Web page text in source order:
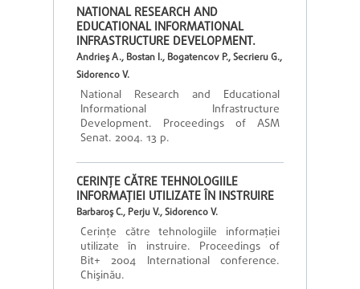
NATIONAL RESEARCH AND
EDUCATIONAL INFORMATIONAL
INFRASTRUCTURE DEVELOPMENT.
Andrieş A., Bostan I., Bogatencov P., Secrieru G.,
Sidorenco V.
National Research and Educational
Informational Infrastructure
Development. Proceedings of ASM
Senat. 2004. 13 p.
CERINŢE CĂTRE TEHNOLOGIILE
INFORMAŢIEI UTILIZATE ÎN INSTRUIRE
Barbaroş C., Perju V., Sidorenco V.
Cerinţe către tehnologiile informaţiei
utilizate în instruire. Proceedings of
Bit+ 2004 International conference.
Chişinău.